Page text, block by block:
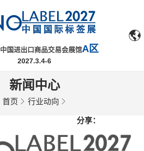
中国进出口商品交易会展馆A区
2027.3.4-6
新闻中心
首页 行业动向
分享：